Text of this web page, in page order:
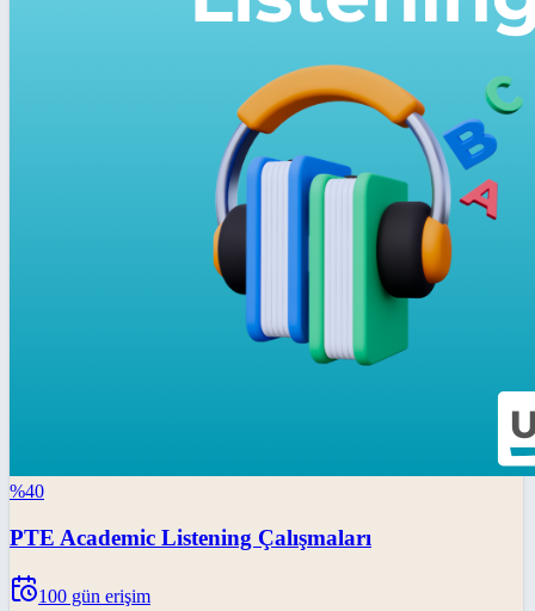
%40
PTE Academic Listening Çalışmaları
100 gün erişim